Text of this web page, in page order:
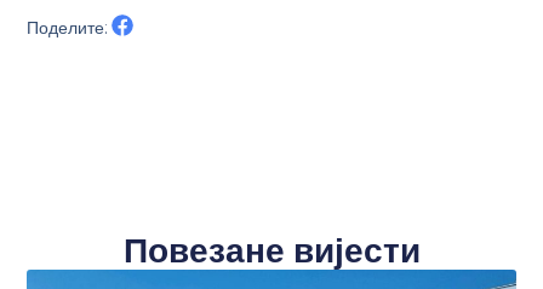
Поделите:
Повезане вијести